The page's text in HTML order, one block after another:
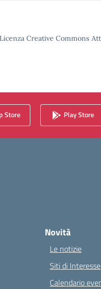
Creative Commons
Store Play Store
Novità
Le notizie
Siti di Interesse
Calendario